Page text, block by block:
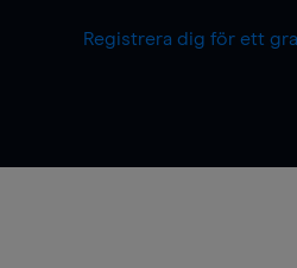
Registrera dig för ett